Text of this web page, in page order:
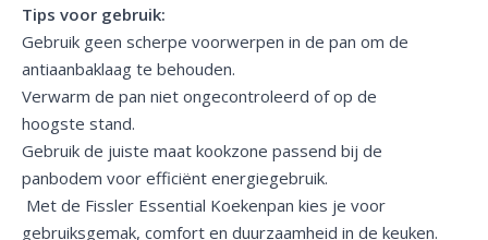
Tips voor gebruik:
Gebruik geen scherpe voorwerpen in de pan om de
antiaanbaklaag te behouden.
Verwarm de pan niet ongecontroleerd of op de
hoogste stand.
Gebruik de juiste maat kookzone passend bij de
panbodem voor efficiënt energiegebruik.
Met de Fissler Essential Koekenpan kies je voor
gebruiksgemak, comfort en duurzaamheid in de keuken.